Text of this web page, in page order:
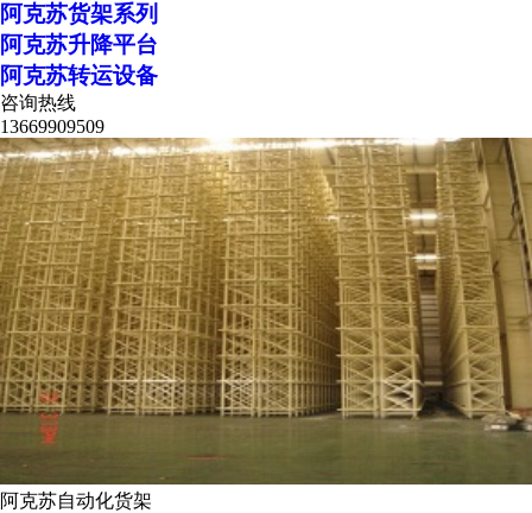
阿克苏货架系列
阿克苏升降平台
阿克苏转运设备
咨询热线
13669909509
阿克苏自动化货架